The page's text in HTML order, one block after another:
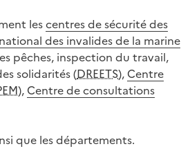
lescentres de sécurité des
des invalides de la marine
pêches, inspection du travail,
solidarités (DREETS), Centre
), Centre de consultations
que les départements.